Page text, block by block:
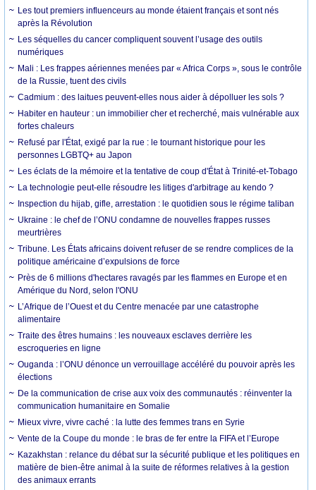
Les tout premiers influenceurs au monde étaient français et sont nés
après la Révolution
Les séquelles du cancer compliquent souvent l’usage des outils
numériques
Mali : Les frappes aériennes menées par « Africa Corps », sous le contrôle
de la Russie, tuent des civils
Cadmium : des laitues peuvent-elles nous aider à dépolluer les sols ?
Habiter en hauteur : un immobilier cher et recherché, mais vulnérable aux
fortes chaleurs
Refusé par l'État, exigé par la rue : le tournant historique pour les
personnes LGBTQ+ au Japon
Les éclats de la mémoire et la tentative de coup d'État à Trinité-et-Tobago
La technologie peut-elle résoudre les litiges d'arbitrage au kendo ?
Inspection du hijab, gifle, arrestation : le quotidien sous le régime taliban
Ukraine : le chef de l’ONU condamne de nouvelles frappes russes
meurtrières
Tribune. Les États africains doivent refuser de se rendre complices de la
politique américaine d’expulsions de force
Près de 6 millions d'hectares ravagés par les flammes en Europe et en
Amérique du Nord, selon l'ONU
L’Afrique de l’Ouest et du Centre menacée par une catastrophe
alimentaire
Traite des êtres humains : les nouveaux esclaves derrière les
escroqueries en ligne
Ouganda : l’ONU dénonce un verrouillage accéléré du pouvoir après les
élections
De la communication de crise aux voix des communautés : réinventer la
communication humanitaire en Somalie
Mieux vivre, vivre caché : la lutte des femmes trans en Syrie
Vente de la Coupe du monde : le bras de fer entre la FIFA et l’Europe
Kazakhstan : relance du débat sur la sécurité publique et les politiques en
matière de bien-être animal à la suite de réformes relatives à la gestion
des animaux errants